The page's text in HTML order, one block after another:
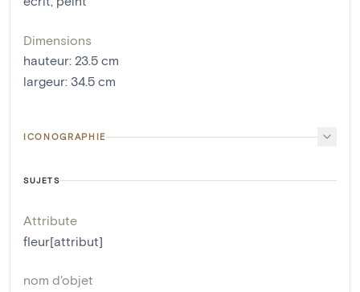
Dimensions
hauteur: 23.5 cm
largeur: 34.5 cm
ICONOGRAPHIE
SUJETS
Attribute
fleur[attribut]
nom d'objet